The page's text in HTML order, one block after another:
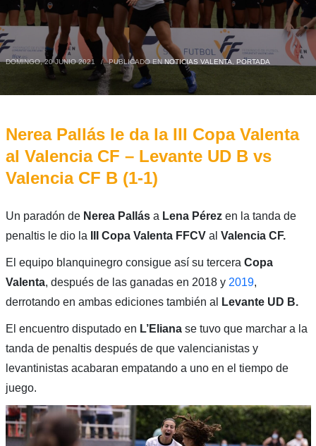
DOMINGO, 20 JUNIO 2021 / PUBLICADO EN NOTICIAS VALENTA, PORTADA
Nerea Pallás le da la III Copa Valenta
al Valencia CF – Levante UD B vs
Valencia CF B (1-1)
Un paradón de Nerea Pallás a Lena Pérez en la tanda de
penaltis le dio la III Copa Valenta FFCV al Valencia CF.
El equipo blanquinegro consigue así su tercera Copa
Valenta, después de las ganadas en 2018 y 2019,
derrotando en ambas ediciones también al
Levante UD B.
El encuentro disputado en L’Eliana se tuvo que marchar a la
tanda de penaltis después de que valencianistas y
levantinistas acabaran empatando a uno en el tiempo de
juego.